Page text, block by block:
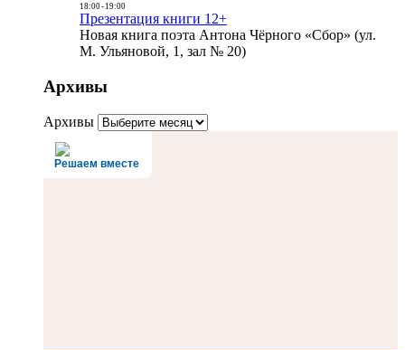
18:00- 19:00
Презентация книги 12+
Новая книга поэта Антона Чёрного «Сбор» (ул.
М. Ульяновой, 1, зал № 20)
Архивы
Архивы
Решаем вместе